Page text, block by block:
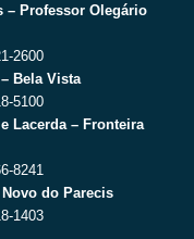
– Professor Olegário
2600
Bela Vista
5100
Lacerda – Fronteira
8241
do Parecis
1403